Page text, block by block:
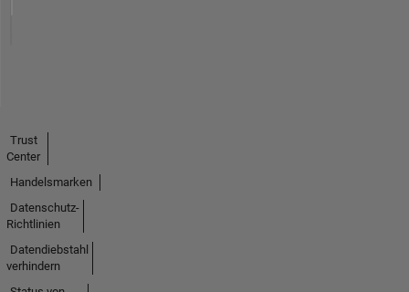
Trust
Center
Handelsmarken
Datenschutz-
Richtlinien
Datendiebstahl
verhindern